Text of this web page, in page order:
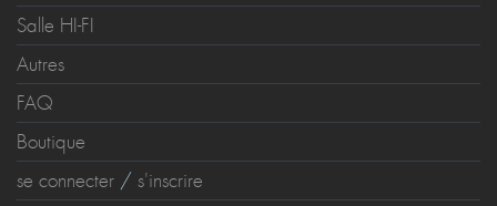
Salle HI-FI
Autres
FAQ
Boutique
se connecter / s'inscrire